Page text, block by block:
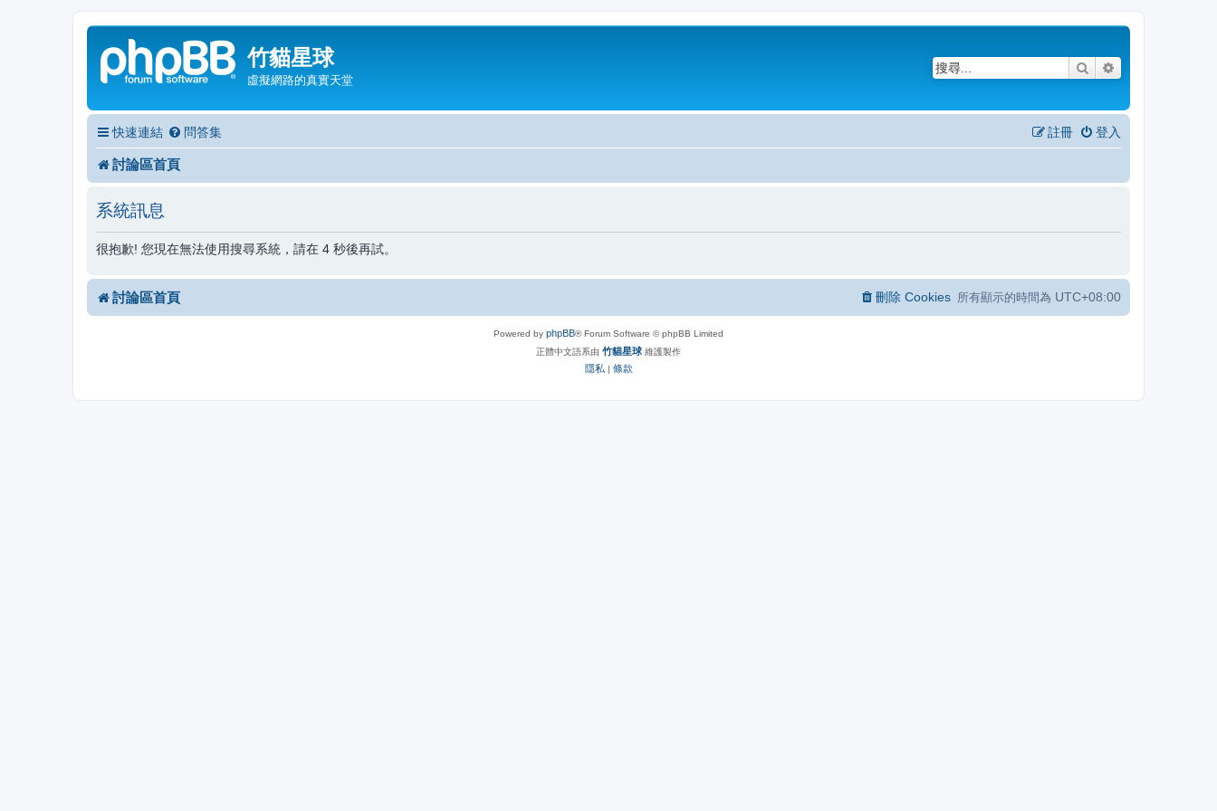
竹貓星球
虛擬網路的真實天堂
搜尋
快速連結 問答集 登入
註冊
討論區首頁
系統訊息
很抱歉! 您現在無法使用搜尋系統，請在 4 秒後再試。
討論區首頁 所有顯示的時間為 UTC+08:00
刪除 Cookies
Powered by phpBB® Forum Software © phpBB Limited
正體中文語系由 竹貓星球 維護製作
隱私 | 條款